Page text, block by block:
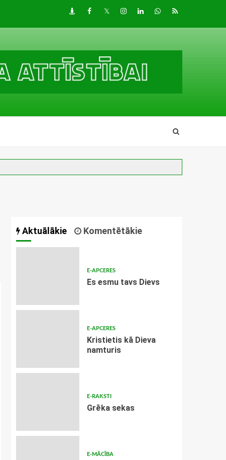
DraugiemFacebook
TwitterInstagram
LinkedInwhatsapp
RSS
Aktuālākie Komentētākie
E-APCERES
Es esmu tavs Dievs
E-APCERES
Kristietis kā Dieva
namturis
E-RAKSTI
Grēka sekas
E-MĀCĪBA